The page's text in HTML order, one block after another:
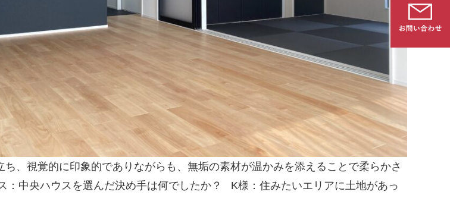
、視覚的に印象的でありながらも、無垢の素材が温かみを添えることで柔らかさ
：中央ハウスを選んだ決め手は何でしたか？
K様：住みたいエリアに土地があっ